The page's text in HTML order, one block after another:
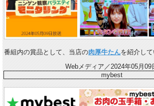
番組内の賞品として、当店の肉厚牛たんを紹介し
Webメディア／2024年05月09
mybest